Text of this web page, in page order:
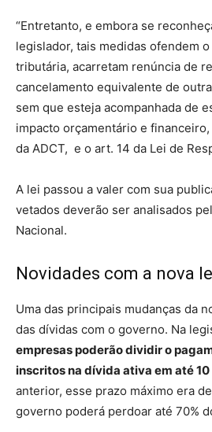
“Entretanto, e embora se
legislador, tais medidas ofendem
tributária, acarretam renúncia de
cancelamento equivalente de
sem que esteja acompanhada de
impacto orçamentário e
da ADCT, e o art. 14 da Lei de
A lei passou a valer com sua
vetados deverão ser analisados
Nacional.
Novidades com a nova
Uma das principais mudanças da
das dívidas com o governo. Na
empresas poderão dividir o
inscritos na dívida ativa em até 10
anterior, esse prazo máximo era
governo poderá perdoar até 70%